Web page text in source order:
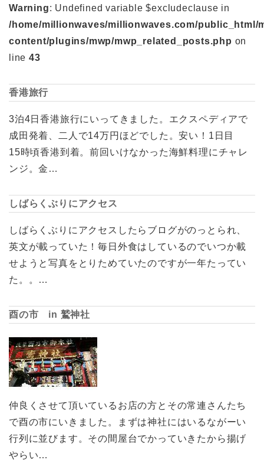
Warning: Undefined variable $excludeclause in
/home/millionwaves/millionwaves.com/public_html/
content/plugins/mwp/mwp_related_posts.php on
line 43
香港旅行
3泊4日香港旅行にいってきました。エクスペディアで
成田発着、二人で14万円ほどでした。安い！1日目
15時頃香港到着。前回いけなかった海鮮料理にチャレ
ンジ。金…
しばらくぶりにアクセス
しばらくぶりにアクセスしたらブログがのっとられ、
英文が載っていた！毎日外食はしているのでいつか載
せようと写真をとりためていたのですが一年たってい
た。。…
酉の市 in 鷲神社
仲良くさせて頂いているお店の方とその常連さんたち
で酉の市にいきました。まずは神社にはいるながーい
行列に並びます。その間屋台でかっていきたから揚げ
やらい…